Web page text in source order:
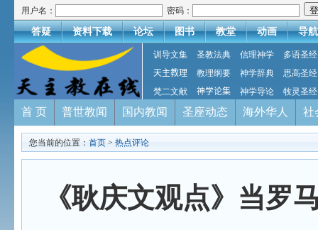
用户名： 密码：
答疑 资料下载 论坛 图书 教堂 动画 导航
训导文集 圣教法典 信理神学
多语圣经
天主教理
教理纲要 神学辞典
思高圣经
梵二文献
神学论集 神学导论 牧灵圣经
首 页 普世教闻 国内教闻 圣座动态 海外华人 社
您当前的位置： 首页 > 热点评论
《耿庆文观点》当罗